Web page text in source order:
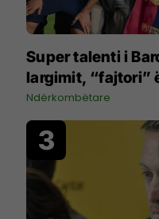
Super talenti i
largimit, “fajtori”
Ndërkombëtare